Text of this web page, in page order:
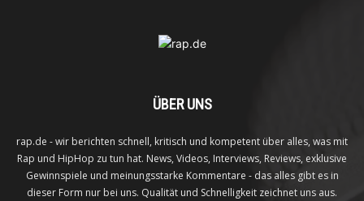
ÜBER UNS
rap.de - wir berichten schnell, kritisch und kompetent über alles, was mit
Rap und HipHop zu tun hat. News, Videos, Interviews, Reviews, exklusive
Gewinnspiele und meinungsstarke Kommentare - das alles gibt es in
dieser Form nur bei uns. Qualität und Schnelligkeit zeichnet uns aus.